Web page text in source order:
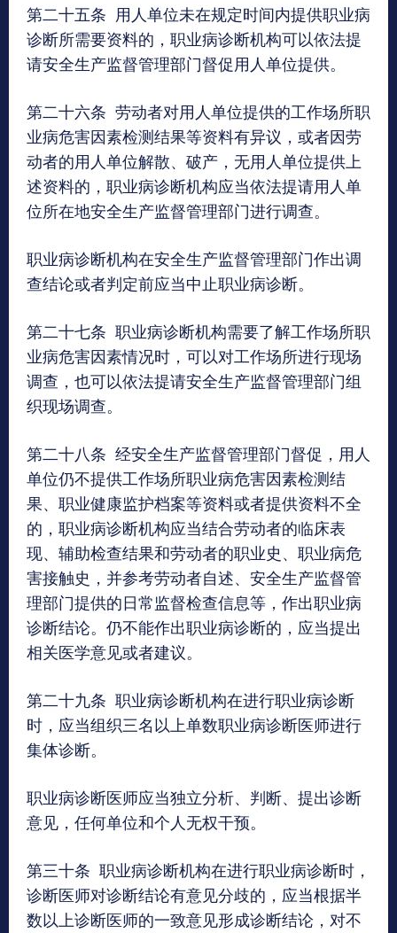
第二十五条 用人单位未在规定时间内提供职业病
诊断所需要资料的，职业病诊断机构可以依法提
请安全生产监督管理部门督促用人单位提供。
第二十六条 劳动者对用人单位提供的工作场所职
业病危害因素检测结果等资料有异议，或者因劳
动者的用人单位解散、破产，无用人单位提供上
述资料的，职业病诊断机构应当依法提请用人单
位所在地安全生产监督管理部门进行调查。
职业病诊断机构在安全生产监督管理部门作出调
查结论或者判定前应当中止职业病诊断。
第二十七条 职业病诊断机构需要了解工作场所职
业病危害因素情况时，可以对工作场所进行现场
调查，也可以依法提请安全生产监督管理部门组
织现场调查。
第二十八条 经安全生产监督管理部门督促，用人
单位仍不提供工作场所职业病危害因素检测结
果、职业健康监护档案等资料或者提供资料不全
的，职业病诊断机构应当结合劳动者的临床表
现、辅助检查结果和劳动者的职业史、职业病危
害接触史，并参考劳动者自述、安全生产监督管
理部门提供的日常监督检查信息等，作出职业病
诊断结论。仍不能作出职业病诊断的，应当提出
相关医学意见或者建议。
第二十九条 职业病诊断机构在进行职业病诊断
时，应当组织三名以上单数职业病诊断医师进行
集体诊断。
职业病诊断医师应当独立分析、判断、提出诊断
意见，任何单位和个人无权干预。
第三十条 职业病诊断机构在进行职业病诊断时，
诊断医师对诊断结论有意见分歧的，应当根据半
数以上诊断医师的一致意见形成诊断结论，对不